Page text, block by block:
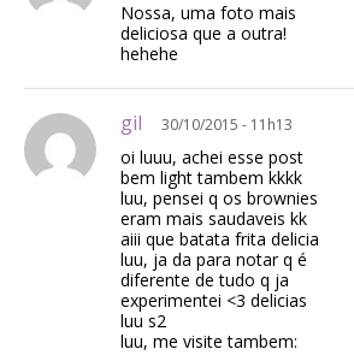
Nossa, uma foto mais
deliciosa que a outra!
hehehe
gil 30/10/2015 - 11h13
oi luuu, achei esse post
bem light tambem kkkk
luu, pensei q os brownies
eram mais saudaveis kk
aiii que batata frita delicia
luu, ja da para notar q é
diferente de tudo q ja
experimentei <3 delicias
luu s2
luu, me visite tambem: